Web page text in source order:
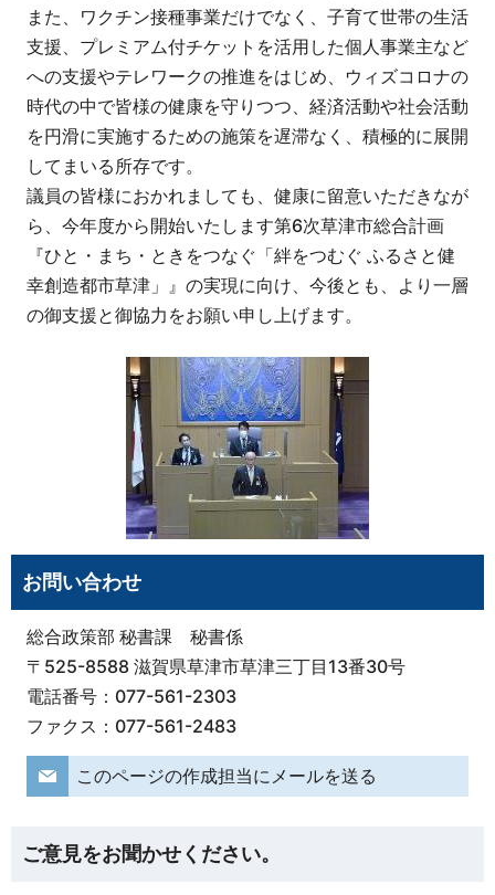
また、ワクチン接種事業だけでなく、子育て世帯の生活
支援、プレミアム付チケットを活用した個人事業主など
への支援やテレワークの推進をはじめ、ウィズコロナの
時代の中で皆様の健康を守りつつ、経済活動や社会活動
を円滑に実施するための施策を遅滞なく、積極的に展開
してまいる所存です。
議員の皆様におかれましても、健康に留意いただきなが
ら、今年度から開始いたします第6次草津市総合計画
『ひと・まち・ときをつなぐ「絆をつむぐ ふるさと健
幸創造都市草津」』の実現に向け、今後とも、より一層
の御支援と御協力をお願い申し上げます。
お問い合わせ
総合政策部 秘書課 秘書係
〒525-8588 滋賀県草津市草津三丁目13番30号
電話番号：077-561-2303
ファクス：077-561-2483
このページの作成担当にメールを送る
ご意見をお聞かせください。